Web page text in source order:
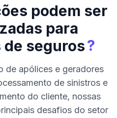
podem ser
para
seguros?
de apólices e geradores
de sinistros e
do cliente, nossas
desafios do setor